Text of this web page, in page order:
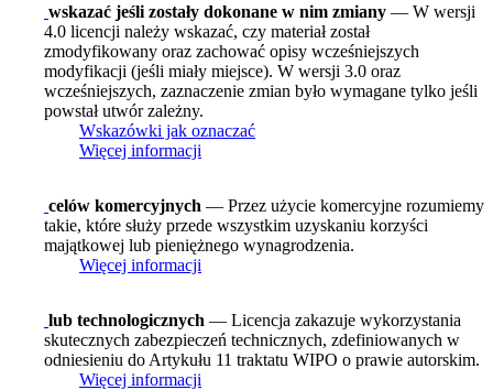
wskazać jeśli zostały dokonane w nim zmiany — W wersji
4.0 licencji należy wskazać, czy materiał został
zmodyfikowany oraz zachować opisy wcześniejszych
modyfikacji (jeśli miały miejsce). W wersji 3.0 oraz
wcześniejszych, zaznaczenie zmian było wymagane tylko jeśli
powstał utwór zależny.
Wskazówki jak oznaczać
Więcej informacji
celów komercyjnych — Przez użycie komercyjne rozumiemy
takie, które służy przede wszystkim uzyskaniu korzyści
majątkowej lub pieniężnego wynagrodzenia.
Więcej informacji
lub technologicznych — Licencja zakazuje wykorzystania
skutecznych zabezpieczeń technicznych, zdefiniowanych w
odniesieniu do Artykułu 11 traktatu WIPO o prawie autorskim.
Więcej informacji